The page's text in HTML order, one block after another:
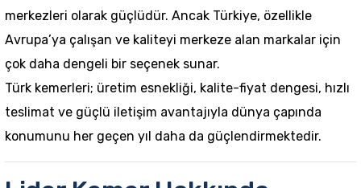
merkezleri olarak güçlüdür. Ancak Türkiye, özellikle
Avrupa’ya çalışan ve kaliteyi merkeze alan markalar için
çok daha dengeli bir seçenek sunar.
Türk kemerleri; üretim esnekliği, kalite-fiyat dengesi, hızlı
teslimat ve güçlü iletişim avantajıyla dünya çapında
konumunu her geçen yıl daha da güçlendirmektedir.